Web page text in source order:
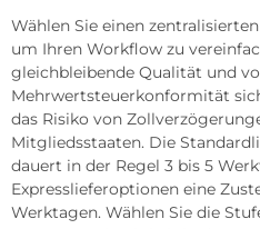
Wählen Sie einen
um Ihren Workflow zu
gleichbleibende Qualität und
Mehrwertsteuerkonformität
das Risiko von
Mitgliedsstaaten. Die
dauert in der Regel 3 bis 5
Expresslieferoptionen eine
Werktagen. Wählen Sie die